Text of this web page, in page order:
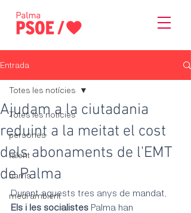
Entrada
Totes les notícies
persones
talent
barris
medi ambient
Totes les notícies
Ajudam a la ciutadania
reduint a la meitat el cost
dels abonaments de l'EMT
de Palma
Durant aquests tres anys de mandat,
Els i les socialistes Palma han